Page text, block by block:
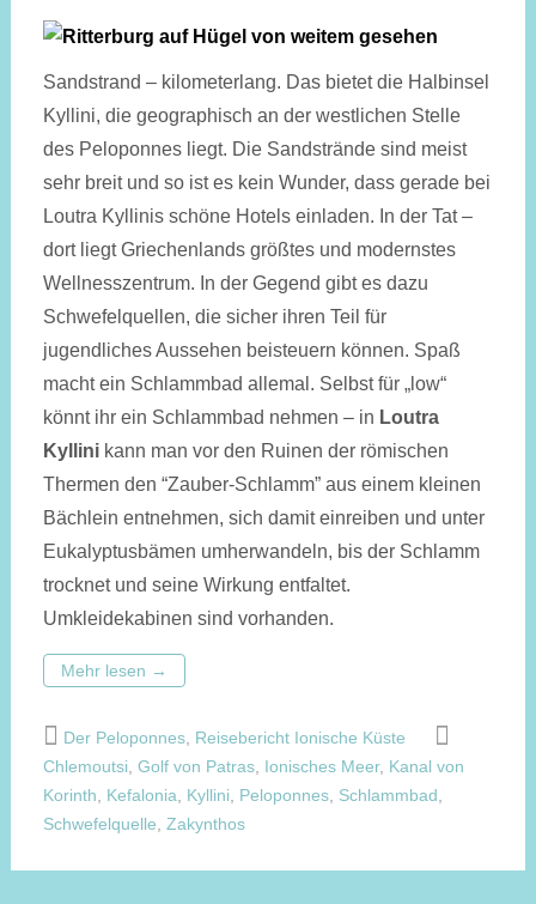
Sandstrand – kilometerlang. Das bietet die Halbinsel
Kyllini, die geographisch an der westlichen Stelle
des Peloponnes liegt. Die Sandstrände sind meist
sehr breit und so ist es kein Wunder, dass gerade bei
Loutra Kyllinis schöne Hotels einladen. In der Tat –
dort liegt Griechenlands größtes und modernstes
Wellnesszentrum. In der Gegend gibt es dazu
Schwefelquellen, die sicher ihren Teil für
jugendliches Aussehen beisteuern können. Spaß
macht ein Schlammbad allemal. Selbst für „low“
könnt ihr ein Schlammbad nehmen – in Loutra
Kyllinikann man vor den Ruinen der römischen
Thermen den “Zauber-Schlamm” aus einem kleinen
Bächlein entnehmen, sich damit einreiben und unter
Eukalyptusbämen umherwandeln, bis der Schlamm
trocknet und seine Wirkung entfaltet.
Umkleidekabinen sind vorhanden.
Mehr lesen →
Der Peloponnes, Reisebericht Ionische Küste
Chlemoutsi Golf von Patras, Ionisches Meer, Kanal von
Korinth
Kefalonia Kyllini Peloponnes, Schlammbad
Schwefelquelle Zakynthos